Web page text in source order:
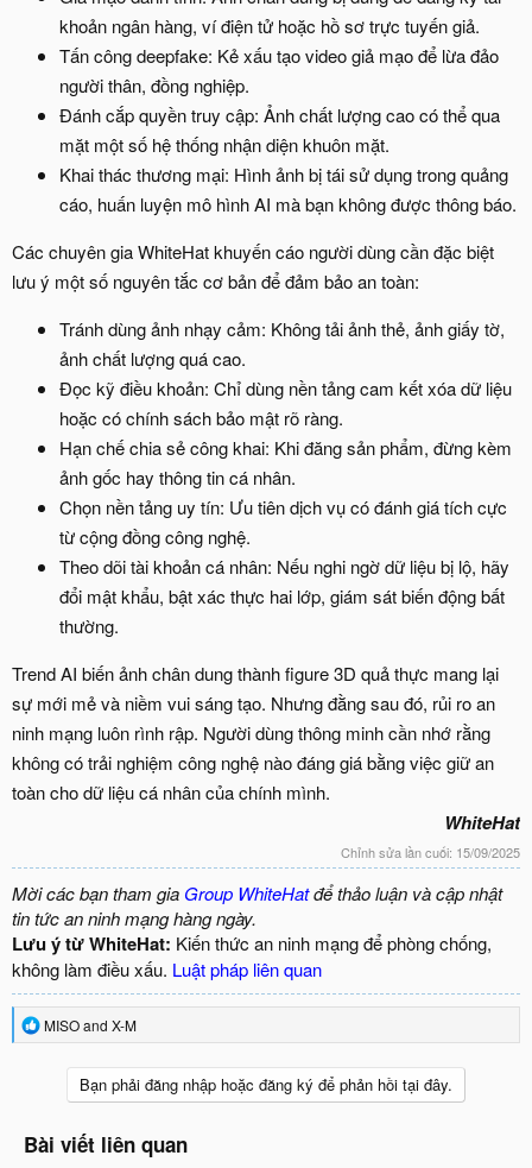
khoản ngân hàng, ví điện tử hoặc hồ sơ trực tuyến giả.
Tấn công deepfake: Kẻ xấu tạo video giả mạo để lừa đảo
người thân, đồng nghiệp.
Đánh cắp quyền truy cập: Ảnh chất lượng cao có thể qua
mặt một số hệ thống nhận diện khuôn mặt.
Khai thác thương mại: Hình ảnh bị tái sử dụng trong quảng
cáo, huấn luyện mô hình AI mà bạn không được thông báo.
Các chuyên gia WhiteHat khuyến cáo người dùng cần đặc biệt
lưu ý một số nguyên tắc cơ bản để đảm bảo an toàn:
Tránh dùng ảnh nhạy cảm: Không tải ảnh thẻ, ảnh giấy tờ,
ảnh chất lượng quá cao.
Đọc kỹ điều khoản: Chỉ dùng nền tảng cam kết xóa dữ liệu
hoặc có chính sách bảo mật rõ ràng.
Hạn chế chia sẻ công khai: Khi đăng sản phẩm, đừng kèm
ảnh gốc hay thông tin cá nhân.
Chọn nền tảng uy tín: Ưu tiên dịch vụ có đánh giá tích cực
từ cộng đồng công nghệ.
Theo dõi tài khoản cá nhân: Nếu nghi ngờ dữ liệu bị lộ, hãy
đổi mật khẩu, bật xác thực hai lớp, giám sát biến động bất
thường.
Trend AI biến ảnh chân dung thành figure 3D quả thực mang lại
sự mới mẻ và niềm vui sáng tạo. Nhưng đằng sau đó, rủi ro an
ninh mạng luôn rình rập. Người dùng thông minh cần nhớ rằng
không có trải nghiệm công nghệ nào đáng giá bằng việc giữ an
toàn cho dữ liệu cá nhân của chính mình.
WhiteHat
Chỉnh sửa lần cuối: 15/09/2025
Mời các bạn tham gia Group WhiteHatđể thảo luận và cập nhật
tin tức an ninh mạng hàng ngày.
Lưu ý từ WhiteHat: Kiến thức an ninh mạng để phòng chống,
không làm điều xấu. Luật pháp liên quan
R
e
o
n
MISOand X-M
Bạn phải đăng nhập hoặc đăng ký để phản hồi tại đây.
Bài viết liên quan